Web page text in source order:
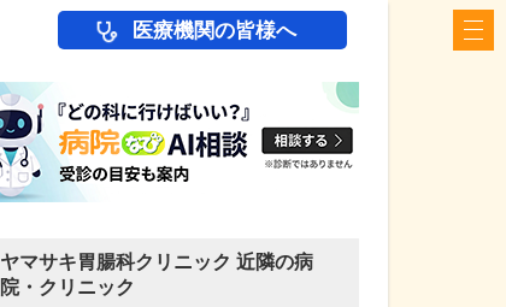
医療機関の皆様へ
ヤマサキ胃腸科クリニック 近隣の病
院・クリニック